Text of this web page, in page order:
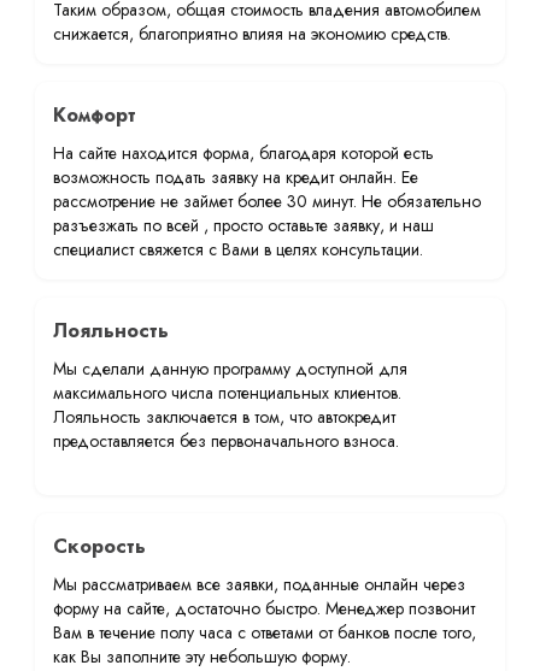
Таким образом, общая стоимость владения автомобилем
снижается, благоприятно влияя на экономию средств.
Комфорт
На сайте находится форма, благодаря которой есть
возможность подать заявку на кредит онлайн. Ее
рассмотрение не займет более 30 минут. Не обязательно
разъезжать по всей , просто оставьте заявку, и наш
специалист свяжется с Вами в целях консультации.
Лояльность
Мы сделали данную программу доступной для
максимального числа потенциальных клиентов.
Лояльность заключается в том, что автокредит
предоставляется без первоначального взноса.
Скорость
Мы рассматриваем все заявки, поданные онлайн через
форму на сайте, достаточно быстро. Менеджер позвонит
Вам в течение полу часа с ответами от банков после того,
как Вы заполните эту небольшую форму.